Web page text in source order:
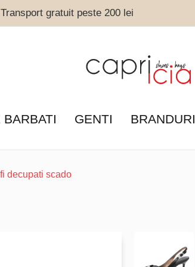
gratuit peste 200 lei
BARBATI GENTI BRANDURI
decupati scado